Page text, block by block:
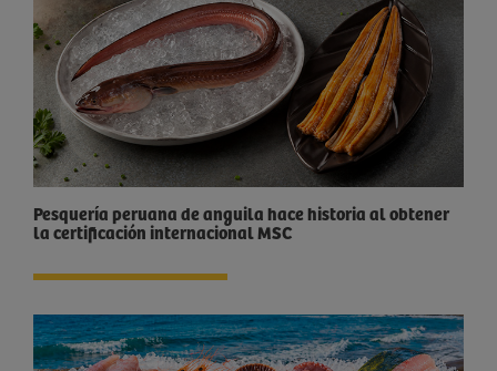
Pesquería peruana de anguila hace historia al obtener
la certificación internacional MSC